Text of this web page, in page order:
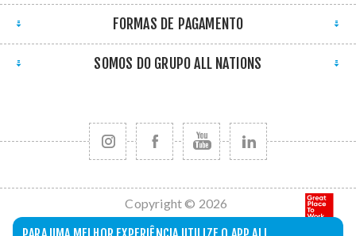
FORMAS DE PAGAMENTO
SOMOS DO GRUPO ALL NATIONS
Copyright © 2026
All Nations. Todos